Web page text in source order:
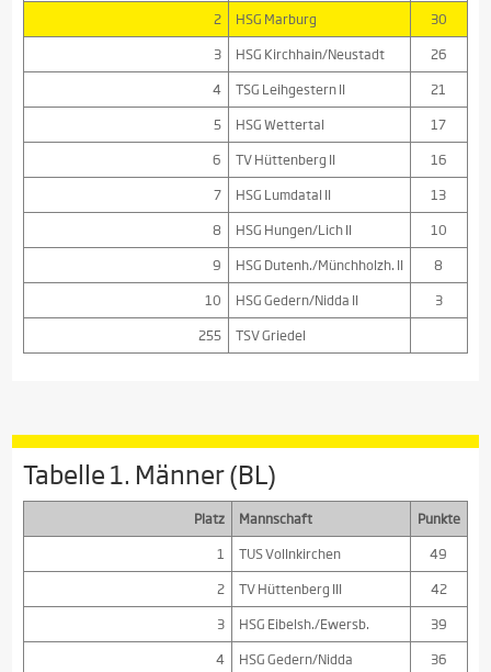
2
HSG Marburg
30
3
HSG Kirchhain/Neustadt
26
4
TSG Leihgestern II
21
5
HSG Wettertal
17
6
TV Hüttenberg II
16
7
HSG Lumdatal II
13
8
HSG Hungen/Lich II
10
9
HSG Dutenh./Münchholzh. II
8
10
HSG Gedern/Nidda II
3
255
TSV Griedel
Tabelle 1. Männer (BL)
Platz Mannschaft
Punkte
1
TUS Vollnkirchen
49
2
TV Hüttenberg III
42
3
HSG Eibelsh./Ewersb.
39
4
HSG Gedern/Nidda 36